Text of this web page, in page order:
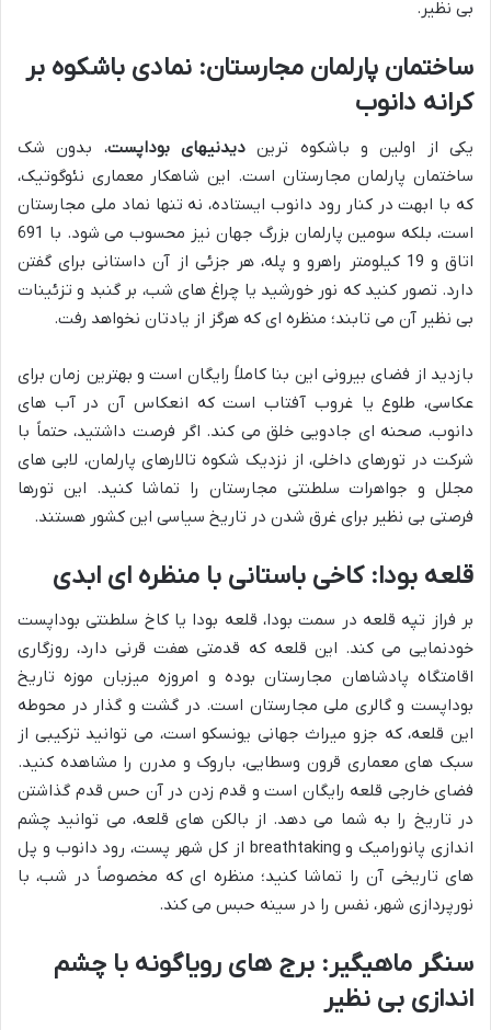
بی نظیر.
ساختمان پارلمان مجارستان: نمادی باشکوه بر
کرانه دانوب
یکی از اولین و باشکوه ترین دیدنیهای بوداپست، بدون شک
ساختمان پارلمان مجارستان است. این شاهکار معماری نئوگوتیک،
که با ابهت در کنار رود دانوب ایستاده، نه تنها نماد ملی مجارستان
است، بلکه سومین پارلمان بزرگ جهان نیز محسوب می شود. با 691
اتاق و 19 کیلومتر راهرو و پله، هر جزئی از آن داستانی برای گفتن
دارد. تصور کنید که نور خورشید یا چراغ های شب، بر گنبد و تزئینات
بی نظیر آن می تابند؛ منظره ای که هرگز از یادتان نخواهد رفت.
بازدید از فضای بیرونی این بنا کاملاً رایگان است و بهترین زمان برای
عکاسی، طلوع یا غروب آفتاب است که انعکاس آن در آب های
دانوب، صحنه ای جادویی خلق می کند. اگر فرصت داشتید، حتماً با
شرکت در تورهای داخلی، از نزدیک شکوه تالارهای پارلمان، لابی های
مجلل و جواهرات سلطنتی مجارستان را تماشا کنید. این تورها
فرصتی بی نظیر برای غرق شدن در تاریخ سیاسی این کشور هستند.
قلعه بودا: کاخی باستانی با منظره ای ابدی
بر فراز تپه قلعه در سمت بودا، قلعه بودا یا کاخ سلطنتی بوداپست
خودنمایی می کند. این قلعه که قدمتی هفت قرنی دارد، روزگاری
اقامتگاه پادشاهان مجارستان بوده و امروزه میزبان موزه تاریخ
بوداپست و گالری ملی مجارستان است. در گشت و گذار در محوطه
این قلعه، که جزو میراث جهانی یونسکو است، می توانید ترکیبی از
سبک های معماری قرون وسطایی، باروک و مدرن را مشاهده کنید.
فضای خارجی قلعه رایگان است و قدم زدن در آن حس قدم گذاشتن
در تاریخ را به شما می دهد. از بالکن های قلعه، می توانید چشم
اندازی پانورامیک و breathtaking از کل شهر پست، رود دانوب و پل
های تاریخی آن را تماشا کنید؛ منظره ای که مخصوصاً در شب، با
نورپردازی شهر، نفس را در سینه حبس می کند.
سنگر ماهیگیر: برج های رویاگونه با چشم
اندازی بی نظیر